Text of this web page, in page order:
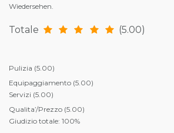
Wiedersehen.
Totale (5.00)
Pulizia (5.00)
Equipaggiamento (5.00)
Servizi (5.00)
Qualita’/Prezzo (5.00)
Giudizio totale: 100%